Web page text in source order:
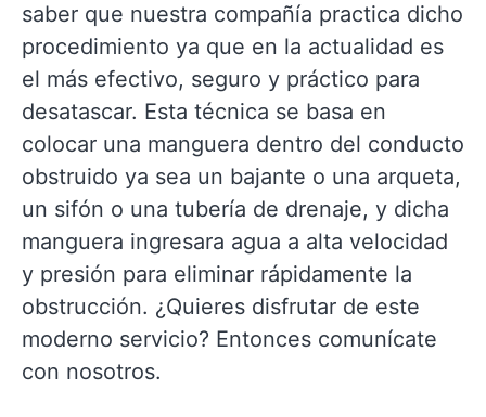
saber que nuestra compañía practica dicho
procedimiento ya que en la actualidad es
el más efectivo, seguro y práctico para
desatascar. Esta técnica se basa en
colocar una manguera dentro del conducto
obstruido ya sea un bajante o una arqueta,
un sifón o una tubería de drenaje, y dicha
manguera ingresara agua a alta velocidad
y presión para eliminar rápidamente la
obstrucción. ¿Quieres disfrutar de este
moderno servicio? Entonces comunícate
con nosotros.